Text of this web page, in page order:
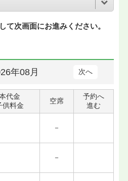
て次画面にお進みください。
年08月 次へ
代金
供料金
空席
予約へ
進む
－
－